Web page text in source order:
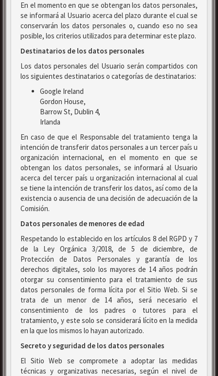
En el momento en que se obtengan los datos personales,
se informará al Usuario acerca del plazo durante el cual se
conservarán los datos personales o, cuando eso no sea
posible, los criterios utilizados para determinar este plazo.
Destinatarios de los datos personales
Los datos personales del Usuario serán compartidos con
los siguientes destinatarios o categorías de destinatarios:
Google Ireland
Gordon House,
Barrow St, Dublin 4,
Irlanda
En caso de que el Responsable del tratamiento tenga la
intención de transferir datos personales a un tercer país u
organización internacional, en el momento en que se
obtengan los datos personales, se informará al Usuario
acerca del tercer país u organización internacional al cual
se tiene la intención de transferir los datos, así como de la
existencia o ausencia de una decisión de adecuación de la
Comisión.
Datos personales de menores de edad
Respetando lo establecido en los artículos 8 del RGPD y 7
de la Ley Orgánica 3/2018, de 5 de diciembre, de
Protección de Datos Personales y garantía de los
derechos digitales, solo los mayores de 14 años podrán
otorgar su consentimiento para el tratamiento de sus
datos personales de forma lícita por el Sitio Web. Si se
trata de un menor de 14 años, será necesario el
consentimiento de los padres o tutores para el
tratamiento, y este solo se considerará lícito en la medida
en la que los mismos lo hayan autorizado.
Secreto y seguridad de los datos personales
El Sitio Web se compromete a adoptar las medidas
técnicas y organizativas necesarias, según el nivel de